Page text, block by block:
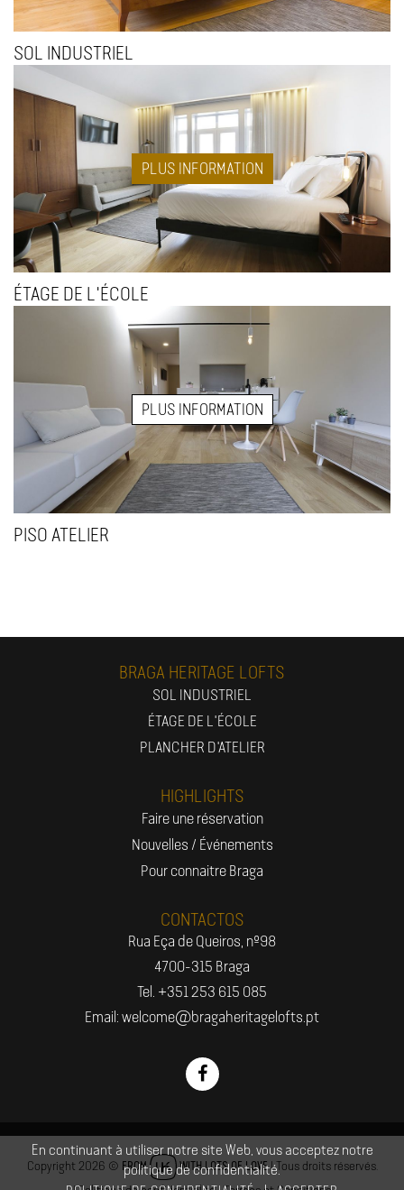
SOL INDUSTRIEL
PLUS INFORMATION
ÉTAGE DE L'ÉCOLE
PLUS INFORMATION
PISO ATELIER
En continuant à utiliser notre site Web, vous acceptez notre
politique de confidentialité.
BRAGA HERITAGE LOFTS
SOL INDUSTRIEL
ÉTAGE DE L'ÉCOLE
PLANCHER D'ATELIER
HIGHLIGHTS
Faire une réservation
Nouvelles / Événements
Pour connaitre Braga
CONTACTOS
Rua Eça de Queiros, nº98
4700-315 Braga
Tel. +351 253 615 085
Email: welcome@bragaheritagelofts.pt
Copyright 2026 © FROM WITH LOTS OF LOVE| Tous droits réservés.